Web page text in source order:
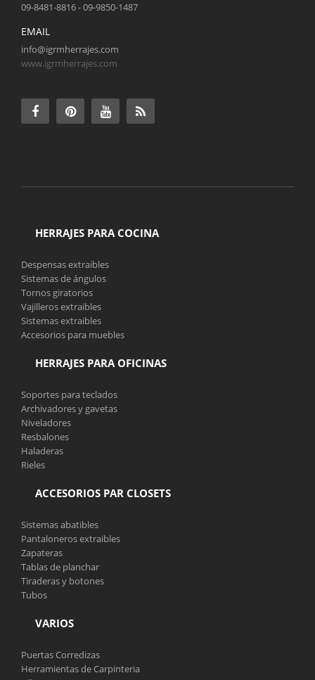
09-8481-8816 - 09-9850-1487
EMAIL
info@igrmherrajes.com
www.igrmherrajes.com
HERRAJES PARA COCINA
Despensas extraibles
Sistemas de ángulos
Tornos giratorios
Vajilleros extraibles
Sistemas extraibles
Accesorios para muebles
HERRAJES PARA OFICINAS
Soportes para teclados
Archivadores y gavetas
Niveladores
Resbalones
Haladeras
Rieles
ACCESORIOS PAR CLOSETS
Sistemas abatibles
Pantaloneros extraibles
Zapateras
Tablas de planchar
Tiraderas y botones
Tubos
VARIOS
Puertas Corredizas
Herramientas de Carpinteria